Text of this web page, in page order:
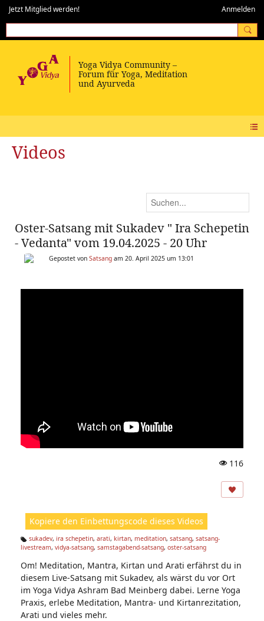
Jetzt Mitglied werden! Anmelden
Videos
Oster-Satsang mit Sukadev " Ira Schepetin
- Vedanta" vom 19.04.2025 - 20 Uhr
Gepostet von Satsang am 20. April 2025 um 13:01
ic
n:
116
Kopiere den Einbettungscode dieses Videos
Ta
s:
sukadev, ira schepetin, arati, kirtan, meditation, satsang, satsang-
livestream, vidya-satsang, samstagabend-satsang, oster-satsang
Om! Meditation, Mantra, Kirtan und Arati erfährst du in
diesem Live-Satsang mit Sukadev, als wärst du vor Ort
im Yoga Vidya Ashram Bad Meinberg dabei. Lerne Yoga
Praxis, erlebe Meditation, Mantra- und Kirtanrezitation,
Arati und vieles mehr.